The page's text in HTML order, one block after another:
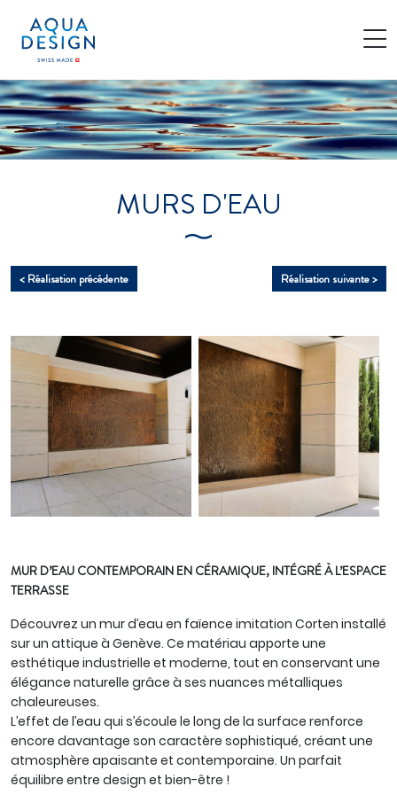
MURS D'EAU
< Réalisation précédente Réalisation suivante >
MUR D’EAU CONTEMPORAIN EN CÉRAMIQUE, INTÉGRÉ À L’ESPACE
TERRASSE
Découvrez un mur d’eau en faïence imitation Corten installé
sur un attique à Genève. Ce matériau apporte une
esthétique industrielle et moderne, tout en conservant une
élégance naturelle grâce à ses nuances métalliques
chaleureuses.
L’effet de l’eau qui s’écoule le long de la surface renforce
encore davantage son caractère sophistiqué, créant une
atmosphère apaisante et contemporaine. Un parfait
équilibre entre design et bien-être !